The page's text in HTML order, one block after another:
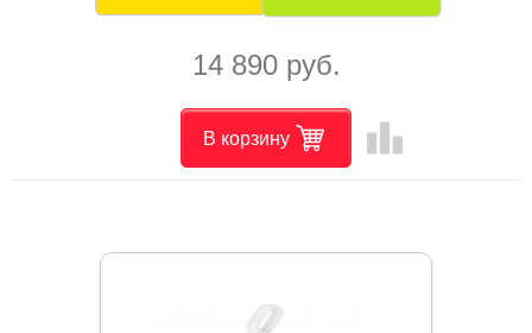
14 890 руб.
В корзину leaderboard